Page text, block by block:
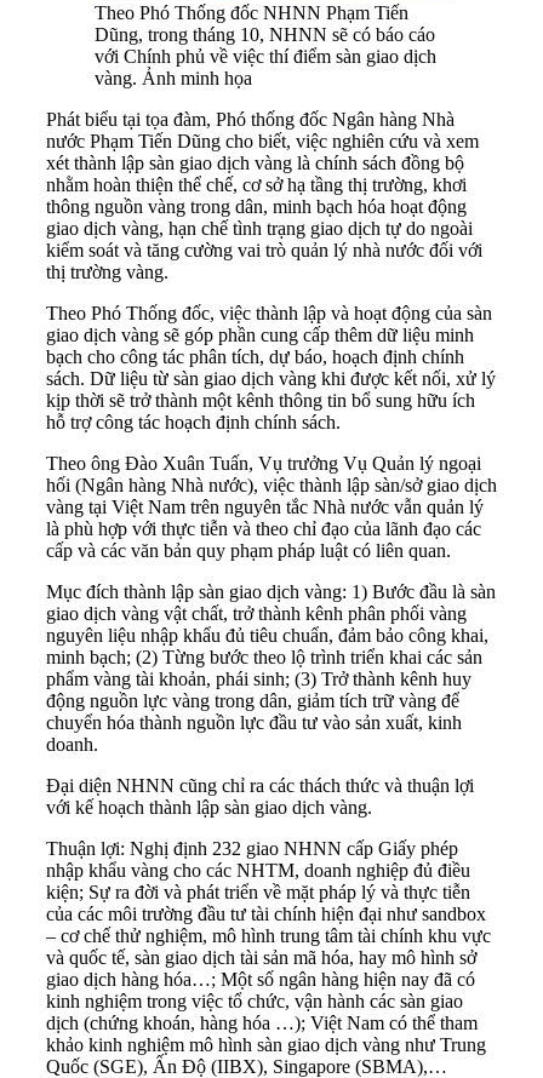
Theo Phó Thống đốc NHNN Phạm Tiến
Dũng, trong tháng 10, NHNN sẽ có báo cáo
với Chính phủ về việc thí điểm sàn giao dịch
vàng. Ảnh minh họa
Phát biểu tại tọa đàm, Phó thống đốc Ngân hàng Nhà
nước Phạm Tiến Dũng cho biết, việc nghiên cứu và xem
xét thành lập sàn giao dịch vàng là chính sách đồng bộ
nhằm hoàn thiện thể chế, cơ sở hạ tầng thị trường, khơi
thông nguồn vàng trong dân, minh bạch hóa hoạt động
giao dịch vàng, hạn chế tình trạng giao dịch tự do ngoài
kiểm soát và tăng cường vai trò quản lý nhà nước đối với
thị trường vàng.
Theo Phó Thống đốc, việc thành lập và hoạt động của sàn
giao dịch vàng sẽ góp phần cung cấp thêm dữ liệu minh
bạch cho công tác phân tích, dự báo, hoạch định chính
sách. Dữ liệu từ sàn giao dịch vàng khi được kết nối, xử lý
kịp thời sẽ trở thành một kênh thông tin bổ sung hữu ích
hỗ trợ công tác hoạch định chính sách.
Theo ông Đào Xuân Tuấn, Vụ trưởng Vụ Quản lý ngoại
hối (Ngân hàng Nhà nước), việc thành lập sàn/sở giao dịch
vàng tại Việt Nam trên nguyên tắc Nhà nước vẫn quản lý
là phù hợp với thực tiễn và theo chỉ đạo của lãnh đạo các
cấp và các văn bản quy phạm pháp luật có liên quan.
Mục đích thành lập sàn giao dịch vàng: 1) Bước đầu là sàn
giao dịch vàng vật chất, trở thành kênh phân phối vàng
nguyên liệu nhập khẩu đủ tiêu chuẩn, đảm bảo công khai,
minh bạch; (2) Từng bước theo lộ trình triển khai các sản
phẩm vàng tài khoản, phái sinh; (3) Trở thành kênh huy
động nguồn lực vàng trong dân, giảm tích trữ vàng để
chuyển hóa thành nguồn lực đầu tư vào sản xuất, kinh
doanh.
Đại diện NHNN cũng chỉ ra các thách thức và thuận lợi
với kế hoạch thành lập sàn giao dịch vàng.
Thuận lợi: Nghị định 232 giao NHNN cấp Giấy phép
nhập khẩu vàng cho các NHTM, doanh nghiệp đủ điều
kiện; Sự ra đời và phát triển về mặt pháp lý và thực tiễn
của các môi trường đầu tư tài chính hiện đại như sandbox
– cơ chế thử nghiệm, mô hình trung tâm tài chính khu vực
và quốc tế, sàn giao dịch tài sản mã hóa, hay mô hình sở
giao dịch hàng hóa…; Một số ngân hàng hiện nay đã có
kinh nghiệm trong việc tổ chức, vận hành các sàn giao
dịch (chứng khoán, hàng hóa …); Việt Nam có thể tham
khảo kinh nghiệm mô hình sàn giao dịch vàng như Trung
Quốc (SGE), Ấn Độ (IIBX), Singapore (SBMA),…